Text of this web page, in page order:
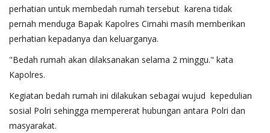
perhatian untuk membedah rumah tersebut karena tidak
pernah menduga Bapak Kapolres Cimahi masih memberikan
perhatian kepadanya dan keluarganya.
"Bedah rumah akan dilaksanakan selama 2 minggu." kata
Kapolres.
Kegiatan bedah rumah ini dilakukan sebagai wujud kepedulian
sosial Polri sehingga mempererat hubungan antara Polri dan
masyarakat.